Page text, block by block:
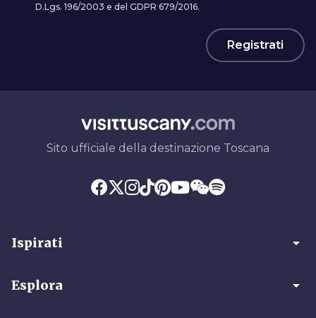
D.Lgs. 196/2003 e del GDPR 679/2016.
Registrati
Sito ufficiale della destinazione Toscana
Ispirati arrow_drop_down
Esplora arrow_drop_down